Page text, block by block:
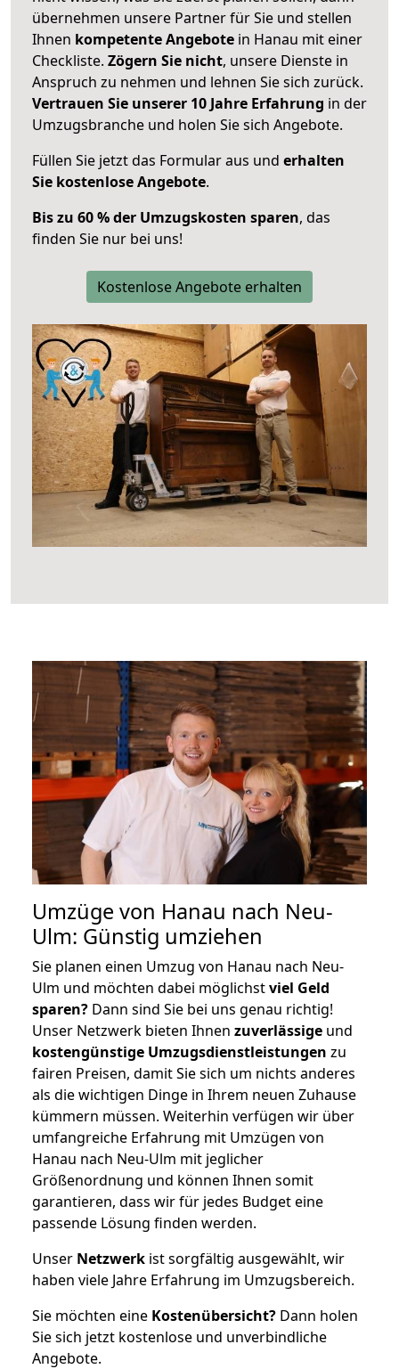
übernehmen unsere Partner für Sie und stellen
Ihnen kompetente Angebote in Hanau mit einer
Checkliste. Zögern Sie nicht, unsere Dienste in
Anspruch zu nehmen und lehnen Sie sich zurück.
Vertrauen Sie unserer 10 Jahre Erfahrung in der
Umzugsbranche und holen Sie sich Angebote.
Füllen Sie jetzt das Formular aus und erhalten
Sie kostenlose Angebote.
Bis zu 60 % der Umzugskosten sparen, das
finden Sie nur bei uns!
Kostenlose Angebote erhalten
Umzüge von Hanau nach Neu-
Ulm: Günstig umziehen
Sie planen einen Umzug von Hanau nach Neu-
Ulm und möchten dabei möglichstviel Geld
sparen? Dann sind Sie bei uns genau richtig!
Unser Netzwerk bieten Ihnen zuverlässige und
kostengünstige Umzugsdienstleistungen zu
fairen Preisen, damit Sie sich um nichts anderes
als die wichtigen Dinge in Ihrem neuen Zuhause
kümmern müssen. Weiterhin verfügen wir über
umfangreiche Erfahrung mit Umzügen von
Hanau nach Neu-Ulm mit jeglicher
Größenordnung und können Ihnen somit
garantieren, dass wir für jedes Budget eine
passende Lösung finden werden.
Unser Netzwerk ist sorgfältig ausgewählt, wir
haben viele Jahre Erfahrung im Umzugsbereich.
Sie möchten eine Kostenübersicht? Dann holen
Sie sich jetzt kostenlose und unverbindliche
Angebote.